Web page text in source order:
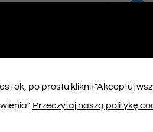
ok, po prostu kliknij "Akceptuj
Przeczytaj naszą politykę